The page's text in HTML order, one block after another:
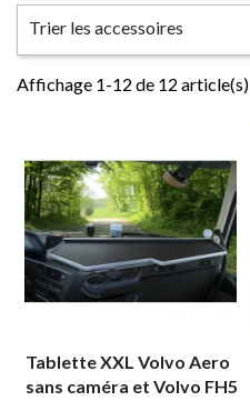
Trier les accessoires
Affichage 1-12 de 12 article(s)
Tablette XXL Volvo Aero
sans caméra et Volvo FH5